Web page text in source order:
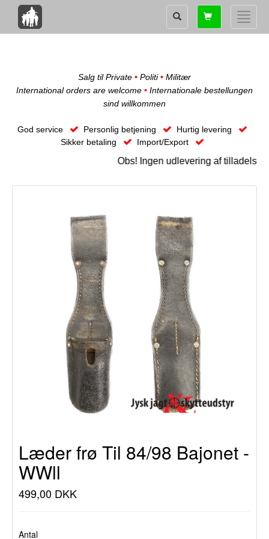
Toggle
Shopping
card
Salg til Private • Politi• Militær
International orders are welcome • Internationale bestellungen
sind willkommen
God service Personlig betjening
Hurtig levering
Sikker betaling
Import/Export
Obs! Ingen udlevering af
Læder frø Til 84/98 Bajonet -
WWll
499,00 DKK
Antal